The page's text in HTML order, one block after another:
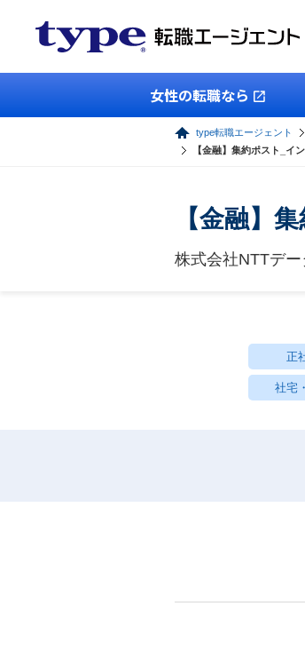
女性の転職なら
type転職エージェント
【金融】集約ポスト_イ
【金融】
株式会社NTTデー
正
社宅